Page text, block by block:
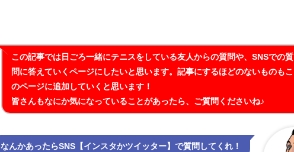
この記事では日ごろ一緒にテニスをしている友人からの質問や、SNSでの質
問に答えていくページにしたいと思います。記事にするほどのないものもこ
のページに追加していくと思います！
皆さんもなにか気になっていることがあったら、ご質問くださいね♪
なんかあったらSNS【インスタかツイッター】で質問してくれ！